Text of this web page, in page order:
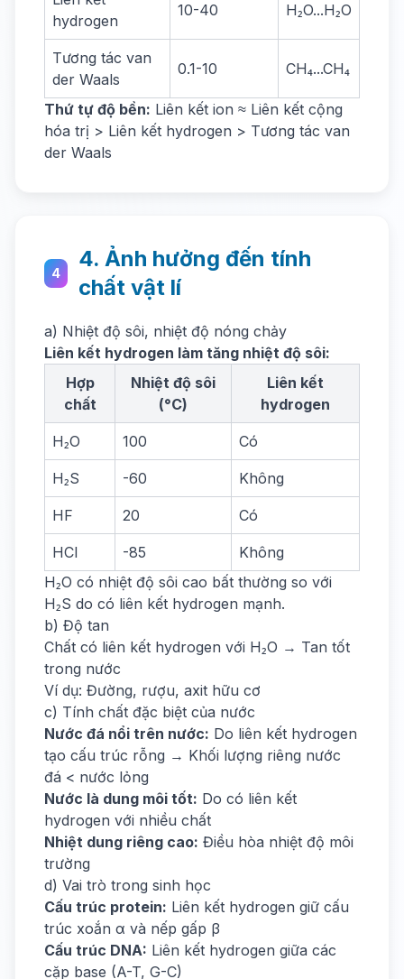
hydrogen
10-40 H₂O...H₂O
Tương tác van
der Waals
0.1-10 CH₄...CH₄
Thứ tự độ bền: Liên kết ion ≈ Liên kết cộng
hóa trị > Liên kết hydrogen > Tương tác van
der Waals
4
4. Ảnh hưởng đến tính
chất vật lí
a) Nhiệt độ sôi, nhiệt độ nóng chảy
Liên kết hydrogen làm tăng nhiệt độ sôi:
Hợp
chất
Nhiệt độ sôi
(°C)
Liên kết
hydrogen
H₂O 100 Có
H₂S -60 Không
HF 20 Có
HCl -85
Không
H₂O có nhiệt độ sôi cao bất thường so với
H₂S do có liên kết hydrogen mạnh.
b) Độ tan
Chất có liên kết hydrogen với H₂O → Tan tốt
trong nước
Ví dụ: Đường, rượu, axit hữu cơ
c) Tính chất đặc biệt của nước
Nước đá nổi trên nước: Do liên kết hydrogen
tạo cấu trúc rỗng → Khối lượng riêng nước
đá < nước lỏng
Nước là dung môi tốt: Do có liên kết
hydrogen với nhiều chất
Nhiệt dung riêng cao: Điều hòa nhiệt độ môi
trường
d) Vai trò trong sinh học
Cấu trúc protein: Liên kết hydrogen giữ cấu
trúc xoắn α và nếp gấp β
Cấu trúc DNA: Liên kết hydrogen giữa các
cặp base (A-T, G-C)